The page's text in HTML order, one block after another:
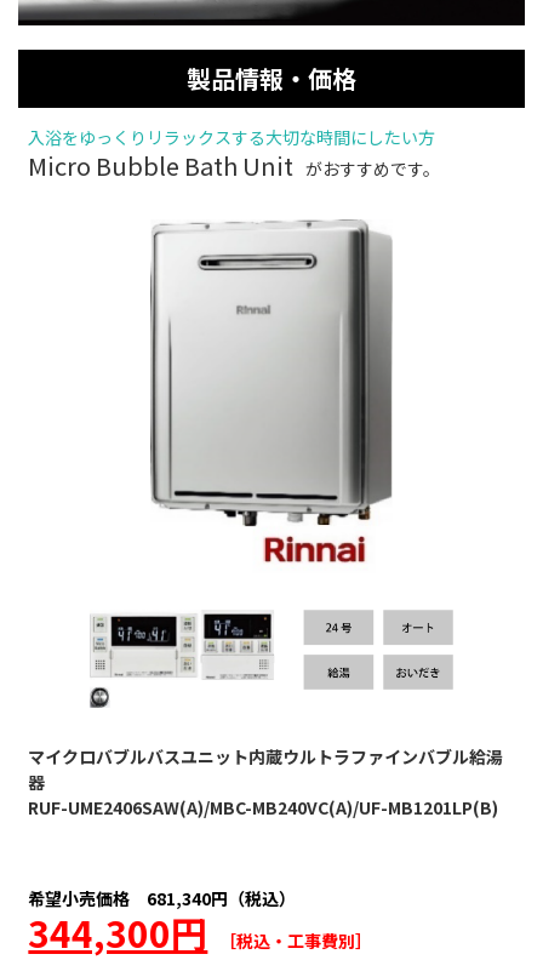
製品情報・価格
入浴をゆっくりリラックスする大切な時間にしたい方
Micro Bubble Bath Unit がおすすめです。
マイクロバブルバスユニット内蔵ウルトラファインバブル給湯
器
RUF-UME2406SAW(A)/MBC-MB240VC(A)/UF-MB1201LP(B)
希望小売価格 681,340円（税込）
344,300円 ［税込・工事費別］